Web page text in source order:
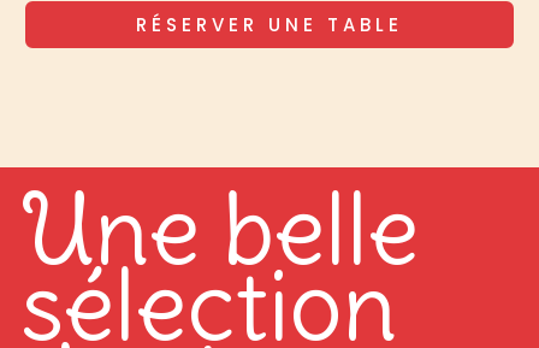
RÉSERVER UNE TABLE
Une belle
sélection